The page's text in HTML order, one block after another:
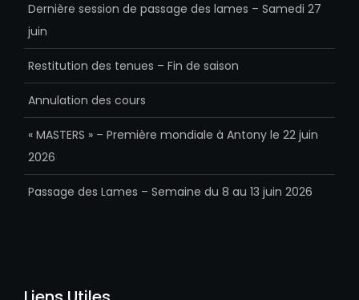
Dernière session de passage des lames – Samedi 27
juin
Restitution des tenues – Fin de saison
Annulation des cours
« MASTERS » – Première mondiale à Antony le 22 juin
2026
Passage des Lames – Semaine du 8 au 13 juin 2026